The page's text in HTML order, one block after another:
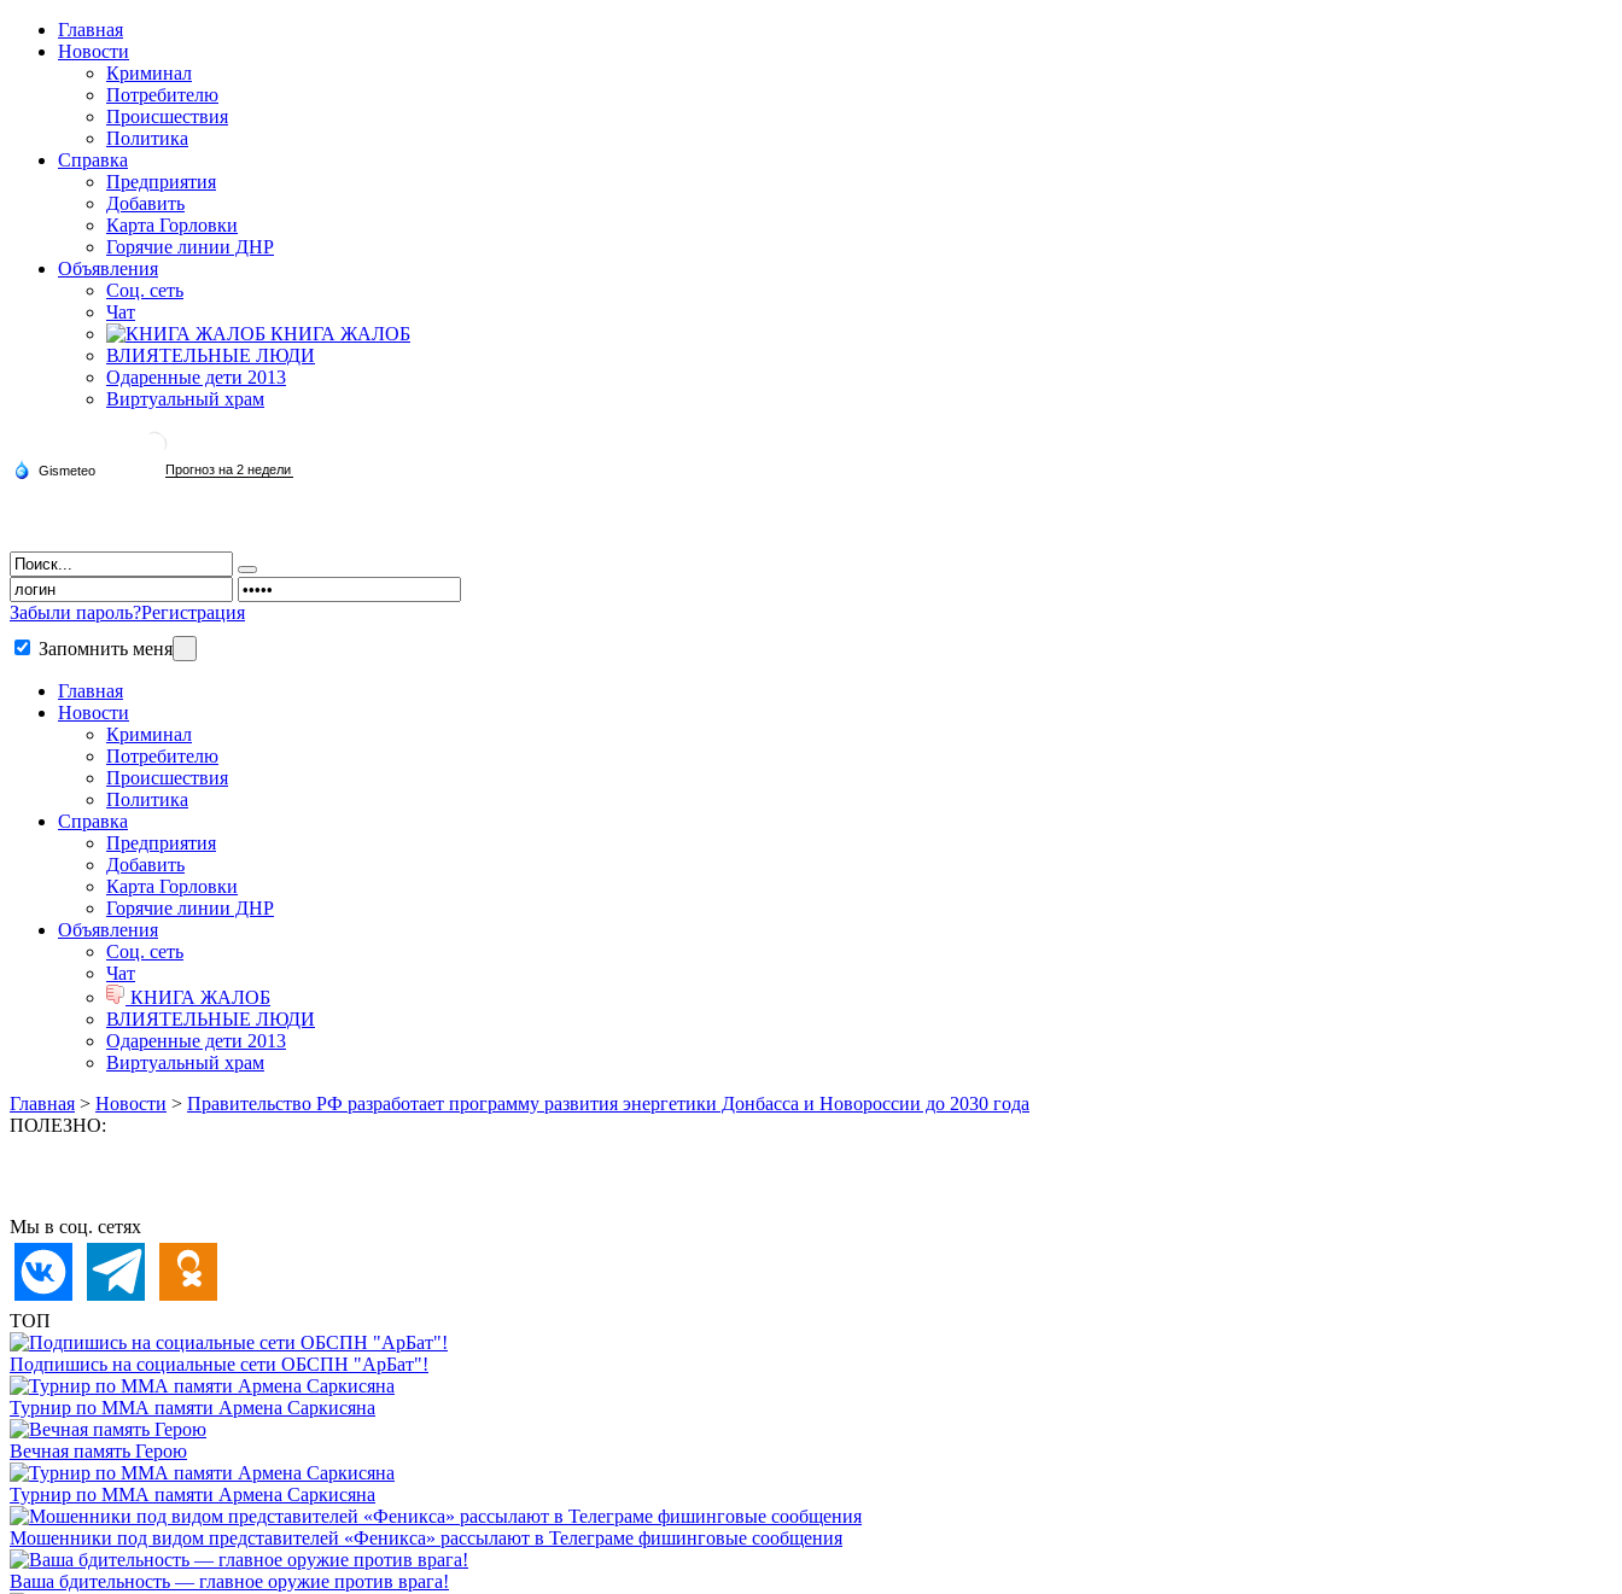
Главная
Новости
Криминал
Потребителю
Происшествия
Политика
Справка
Предприятия
Добавить
Карта Горловки
Горячие линии ДНР
Объявления
Соц. сеть
Чат
КНИГА ЖАЛОБ
ВЛИЯТЕЛЬНЫЕ ЛЮДИ
Одаренные дети 2013
Виртуальный храм
Забыли пароль?Регистрация
Запомнить меня
Главная
Новости
Криминал
Потребителю
Происшествия
Политика
Справка
Предприятия
Добавить
Карта Горловки
Горячие линии ДНР
Объявления
Соц. сеть
Чат
КНИГА ЖАЛОБ
ВЛИЯТЕЛЬНЫЕ ЛЮДИ
Одаренные дети 2013
Виртуальный храм
Главная > Новости > Правительство РФ разработает программу развития энергетики Донбасса и Новороссии до 2030 года
ПОЛЕЗНО:
Мы в соц. сетях
ТОП
Подпишись на социальные сети ОБСПН "АрБат"!
Турнир по ММА памяти Армена Саркисяна
Вечная память Герою
Турнир по ММА памяти Армена Саркисяна
Мошенники под видом представителей «Феникса» рассылают в Телеграме фишинговые сообщения
Ваша бдительность — главное оружие против врага!